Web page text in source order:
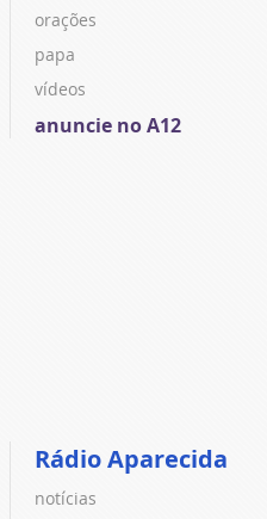
orações
papa
vídeos
anuncie no A12
Rádio Aparecida
notícias